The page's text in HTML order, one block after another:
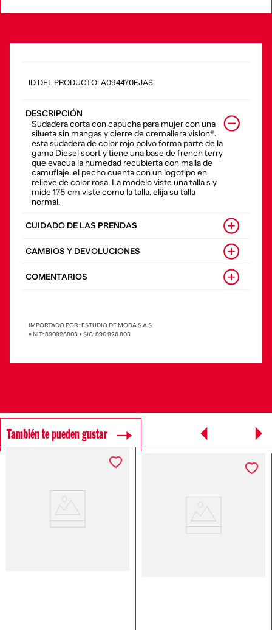
: A094470EJAS
DESCRIPCIÓN
Sudadera corta con capucha para mujer con una
silueta sin mangas y cierre de cremallera vislon®.
esta sudadera de color rojo polvo forma parte de la
gama Diesel sport y tiene una base de french terry
que evacua la humedad recubierta con malla de
camuflaje. el pecho cuenta con un logotipo en
relieve de color rosa. La modelo viste una talla s y
mide 175 cm viste como la talla, elija su talla
normal.
CUIDADO DE LAS PRENDAS
CAMBIOS Y DEVOLUCIONES
COMENTARIOS
IMPORTADO POR : ESTUDIO DE MODA S.A.S
• NIT: 890926803 • SIC: 890.926.803
También te pueden gustar